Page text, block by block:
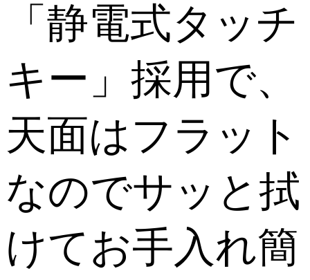
「静電式タッチ
キー」採用で、
天面はフラット
なのでサッと拭
けてお手入れ簡